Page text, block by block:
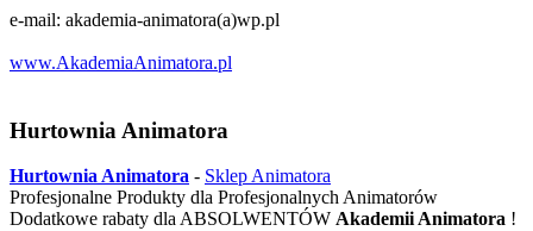
e-mail: akademia-animatora(a)wp.pl
www.AkademiaAnimatora.pl
Hurtownia Animatora
Hurtownia Animatora - Sklep Animatora
Profesjonalne Produkty dla Profesjonalnych Animatorów
Dodatkowe rabaty dla ABSOLWENTÓW Akademii Animatora !